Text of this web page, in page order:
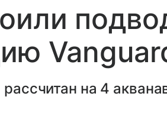
на 4